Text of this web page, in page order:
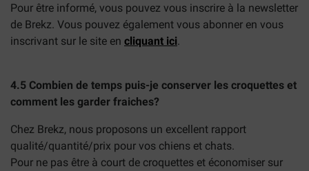
Pour être informé, vous pouvez vous inscrire à la newsletter
de Brekz. Vous pouvez également vous abonner en vous
inscrivant sur le site en cliquant ici.
4.5 Combien de temps puis-je conserver les croquettes et
comment les garder fraiches?
Chez Brekz, nous proposons un excellent rapport
qualité/quantité/prix pour vos chiens et chats.
Pour ne pas être à court de croquettes et économiser sur